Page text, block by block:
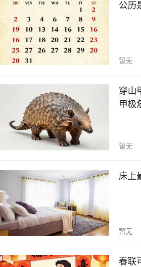
公历
暂无
穿山
甲极
暂无
床上
暂无
春联